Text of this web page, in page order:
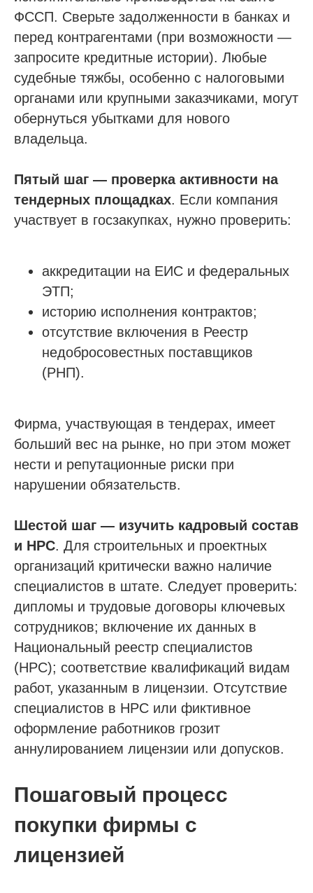
ФССП. Сверьте задолженности в банках и
перед контрагентами (при возможности —
запросите кредитные истории). Любые
судебные тяжбы, особенно с налоговыми
органами или крупными заказчиками, могут
обернуться убытками для нового
владельца.
Пятый шаг — проверка активности на
тендерных площадках. Если компания
участвует в госзакупках, нужно проверить:
аккредитации на ЕИС и федеральных
ЭТП;
историю исполнения контрактов;
отсутствие включения в Реестр
недобросовестных поставщиков
(РНП).
Фирма, участвующая в тендерах, имеет
больший вес на рынке, но при этом может
нести и репутационные риски при
нарушении обязательств.
Шестой шаг — изучить кадровый состав
и НРС. Для строительных и проектных
организаций критически важно наличие
специалистов в штате. Следует проверить:
дипломы и трудовые договоры ключевых
сотрудников; включение их данных в
Национальный реестр специалистов
(НРС); соответствие квалификаций видам
работ, указанным в лицензии. Отсутствие
специалистов в НРС или фиктивное
оформление работников грозит
аннулированием лицензии или допусков.
Пошаговый процесс
покупки фирмы с
лицензией